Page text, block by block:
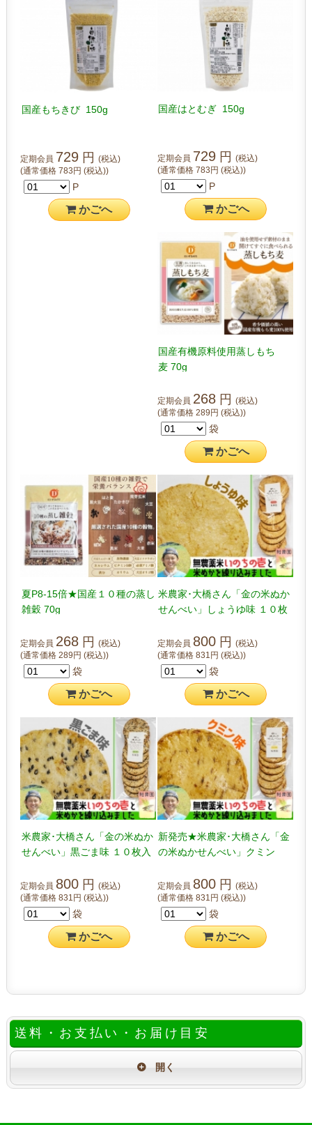
国産もちきび 150g
定期会員 729 円(税込)
(通常価格783 円(税込))
P
かごへ
国産はとむぎ 150g
定期会員 729 円 (税込)
(通常価格 783 円 (税込))
P
かごへ
国産有機原料使用蒸しもち
麦 70g
定期会員 268 円 (税込)
(通常価格 289 円 (税込))
袋
かごへ
夏P8-15倍★国産１０種の蒸し
雑穀 70g
定期会員 268 円(税込)
(通常価格289 円(税込))
袋
かごへ
米農家･大橋さん「金の米ぬか
せんべい」しょうゆ味 １０枚
定期会員 800 円 (税込)
(通常価格 831 円 (税込))
袋
かごへ
米農家･大橋さん「金の米ぬか
せんべい」黒ごま味 １０枚入
定期会員 800 円(税込)
(通常価格831 円(税込))
袋
かごへ
新発売★米農家･大橋さん「金
の米ぬかせんべい」クミン
定期会員 800 円 (税込)
(通常価格 831 円 (税込))
袋
かごへ
送料・お支払い・お届け目安